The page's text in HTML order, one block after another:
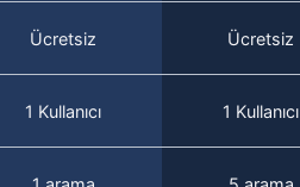
Ücretsiz Ücretsiz
1 Kullanıcı 1 Kullanıcı